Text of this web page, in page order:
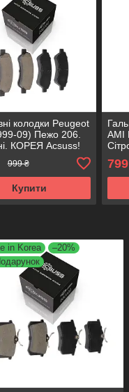
колодки Peugeot
09) Пежо 206.
КОРЕЯ Acsuss!
999 ₴
Купити
AMI
799
in Korea
–20%